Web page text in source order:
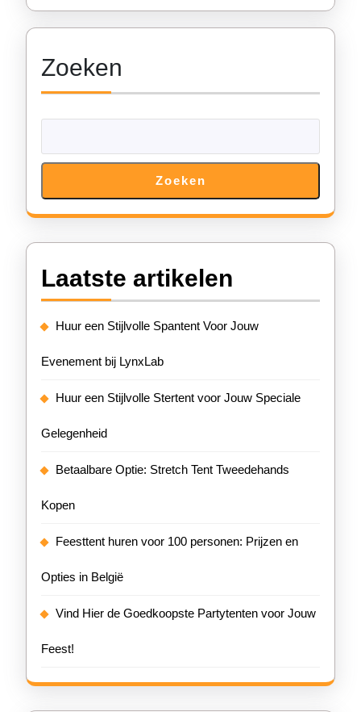
Evenement
Zoeken
Zoeken
Laatste artikelen
Huur een Stijlvolle Spantent Voor Jouw
Evenement bij LynxLab
Huur een Stijlvolle Stertent voor Jouw Speciale
Gelegenheid
Betaalbare Optie: Stretch Tent Tweedehands
Kopen
Feesttent huren voor 100 personen: Prijzen en
Opties in België
Vind Hier de Goedkoopste Partytenten voor Jouw
Feest!